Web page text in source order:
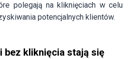
polegają na kliknięciach w celu
potencjalnych klientów.
bez kliknięcia stają się